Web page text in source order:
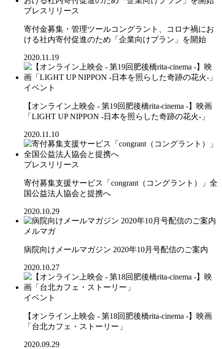
プレスリリース
寄付金募集・管理ツールコングラント、コロナ禍にお
ける社内寄付促進のため「企業向けプラン」を開始
2020.11.19
イベント
【オンライン上映会 - 第19回肥後橋rita-cinema -】映画
「LIGHT UP NIPPON -日本を照らした奇跡の花火-」
2020.11.10
プレスリリース
寄付募集支援サービス「congrant（コングラント）」全
国公益法人協会と提携へ
2020.10.29
メルマガ
病院向けメールマガジン 2020年10月号配信のご案内
2020.10.27
イベント
【オンライン上映会 - 第18回肥後橋rita-cinema -】映画
「台北カフェ・ストーリー」
2020.09.29